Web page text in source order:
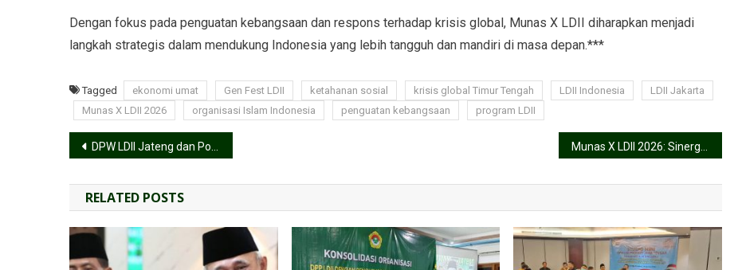
Dengan fokus pada penguatan kebangsaan dan respons terhadap krisis global, Munas X LDII diharapkan menjadi
langkah strategis dalam mendukung Indonesia yang lebih tangguh dan mandiri di masa depan.***
Tagged ekonomi umat Gen Fest LDII ketahanan sosial krisis global Timur Tengah LDII Indonesia
LDII Jakarta
Munas X LDII 2026
organisasi Islam Indonesia penguatan kebangsaan program LDII
DPW LDII Jateng dan Polda Jateng Perkuat Sinergi Jaga Kondusivitas Daerah Munas X LDII 2026: Sinergi Intelijen Kejaksaan dan LDII untuk Pembangunan Nasional
RELATED POSTS